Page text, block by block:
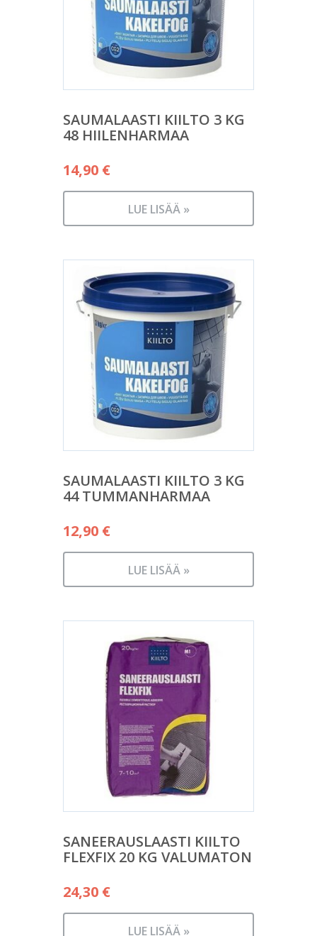
SAUMALAASTI KIILTO 3 KG
48 HIILENHARMAA
14,90 €
LUE LISÄÄ »
SAUMALAASTI KIILTO 3 KG
44 TUMMANHARMAA
12,90 €
LUE LISÄÄ »
SANEERAUSLAASTI KIILTO
FLEXFIX 20 KG VALUMATON
24,30 €
LUE LISÄÄ »